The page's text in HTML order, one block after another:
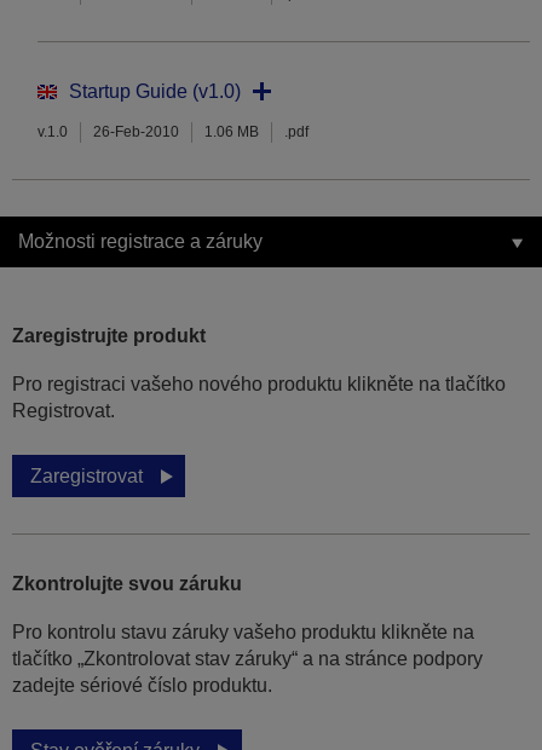
Startup Guide (v1.0)
v.1.0 26-Feb-2010 1.06 MB .pdf
Možnosti registrace a záruky
Zaregistrujte produkt
Pro registraci vašeho nového produktu klikněte na tlačítko
Registrovat.
Zaregistrovat
Zkontrolujte svou záruku
Pro kontrolu stavu záruky vašeho produktu klikněte na
tlačítko „Zkontrolovat stav záruky“ a na stránce podpory
zadejte sériové číslo produktu.